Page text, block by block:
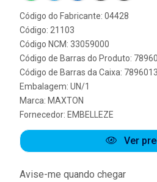
Código do Fabricante: 04428
Código: 21103
Código NCM: 33059000
Código de Barras do Produto:
Código de Barras da Caixa:
Embalagem: UN/1
Marca: MAXTON
Fornecedor: EMBELLEZE
Ver
Avise-me quando chegar